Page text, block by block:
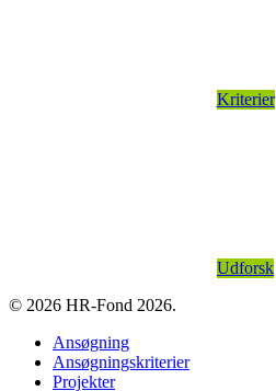
Kriterier
Udforsk
© 2026 HR-Fond 2026.
Close
Menu
Ansøgning
Ansøgningskriterier
Projekter